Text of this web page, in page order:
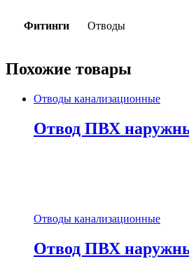
Фитинги Отводы
Похожие товары
Отводы канализационные
Отвод ПВХ
Отводы канализационные
Отвод ПВХ